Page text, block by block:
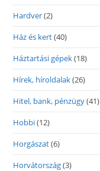
Hardver(2)
Ház és kert(40)
Háztartási gépek(18)
Hírek, híroldalak(26)
Hitel, bank, pénzügy(41)
Hobbi(12)
Horgászat(6)
Horvátország(3)